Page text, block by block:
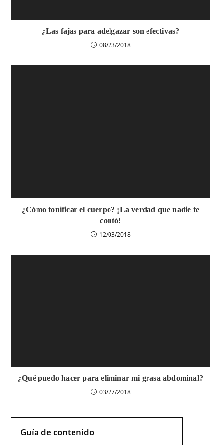
¿Las fajas para adelgazar son efectivas?
08/23/2018
¿Cómo tonificar el cuerpo? ¡La verdad que nadie te
contó!
12/03/2018
¿Qué puedo hacer para eliminar mi grasa abdominal?
03/27/2018
Guía de contenido